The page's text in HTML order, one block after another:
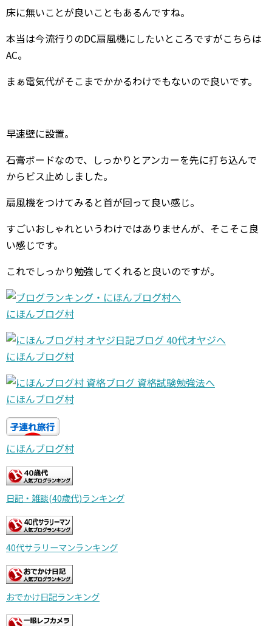
床に無いことが良いこともあるんですね。
本当は今流行りのDC扇風機にしたいところですがこちらは
AC。
まぁ電気代がそこまでかかるわけでもないので良いです。
早速壁に設置。
石膏ボードなので、しっかりとアンカーを先に打ち込んで
からビス止めしました。
扇風機をつけてみると首が回って良い感じ。
すごいおしゃれというわけではありませんが、そこそこ良
い感じです。
これでしっかり勉強してくれると良いのですが。
にほんブログ村
にほんブログ村
にほんブログ村
にほんブログ村
日記・雑談(40歳代)ランキング
40代サラリーマンランキング
おでかけ日記ランキング